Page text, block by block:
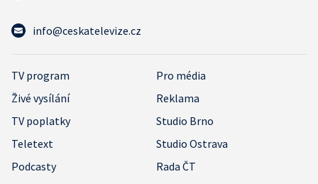
info@ceskatelevize.cz
TV program
Pro média
Živé vysílání
Reklama
TV poplatky
Studio Brno
Teletext
Studio Ostrava
Podcasty
Rada ČT